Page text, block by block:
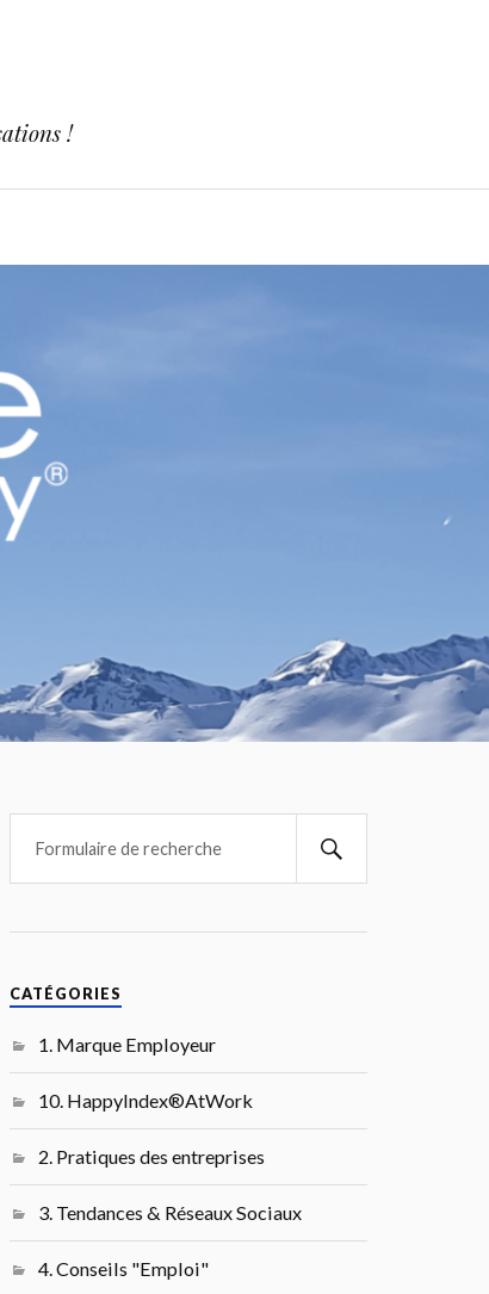
!
CATÉGORIES
1. Marque Employeur
10. HappyIndex®AtWork
2. Pratiques des entreprises
3. Tendances & Réseaux Sociaux
4. Conseils "Emploi"